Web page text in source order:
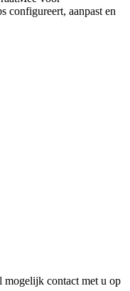
configureert, aanpast en
mogelijk contact met u op